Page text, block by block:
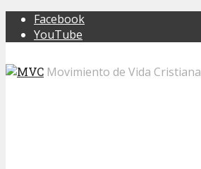
Facebook
YouTube
Movimiento de Vida Cristiana